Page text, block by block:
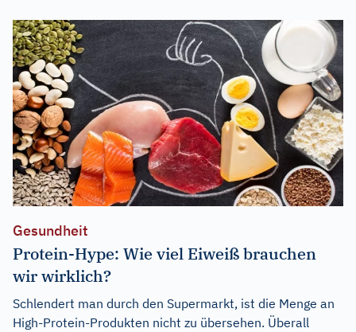
Gesundheit
Protein-Hype: Wie viel Eiweiß brauchen
wir wirklich?
Schlendert man durch den Supermarkt, ist die Menge an
High-Protein-Produkten nicht zu übersehen. Überall